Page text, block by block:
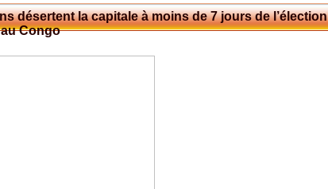
désertent la capitale à moins de 7 jours de l’élection
Congo